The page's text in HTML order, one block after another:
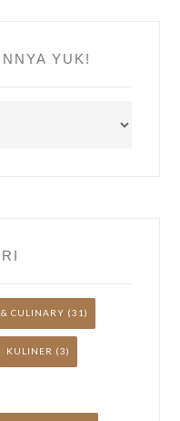
YUK!
& CULINARY (31)
KULINER (3)